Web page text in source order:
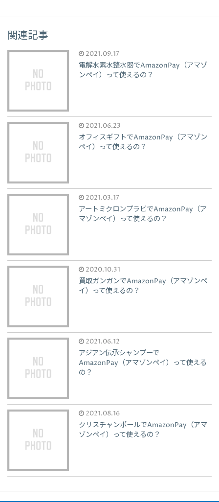
関連記事
2021.09.17
電解水素水整水器でAmazonPay（アマゾ
ンペイ）って使えるの？
2021.06.23
オフィスギフトでAmazonPay（アマゾン
ペイ）って使えるの？
2021.03.17
アートミクロンプラビでAmazonPay（ア
マゾンペイ）って使えるの？
2020.10.31
買取ガンガンでAmazonPay（アマゾンペ
イ）って使えるの？
2021.06.12
アジアン伝承シャンプーで
AmazonPay（アマゾンペイ）って使える
の？
2021.08.16
クリスチャンポールでAmazonPay（アマ
ゾンペイ）って使えるの？